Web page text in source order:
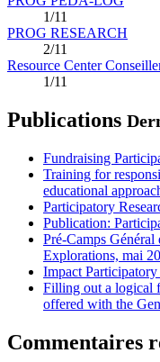
1/11
PROG RESEARCH
2/11
Resource Center
1/11
Publications
Fundraising
Training for
educational
Participatory
Publication:
Pré-Camps Général
Explorations, mai
Impact Participatory
Filling out a logical
offered with the
Commentaires